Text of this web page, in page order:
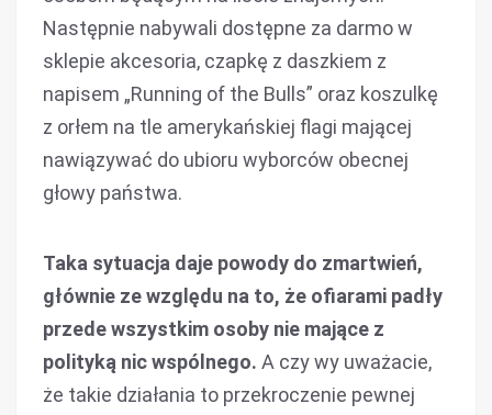
Następnie nabywali dostępne za darmo w
sklepie akcesoria, czapkę z daszkiem z
napisem „Running of the Bulls” oraz koszulkę
z orłem na tle amerykańskiej flagi mającej
nawiązywać do ubioru wyborców obecnej
głowy państwa.
Taka sytuacja daje powody do zmartwień,
głównie ze względu na to, że ofiarami padły
przede wszystkim osoby nie mające z
polityką nic wspólnego. A czy wy uważacie,
że takie działania to przekroczenie pewnej